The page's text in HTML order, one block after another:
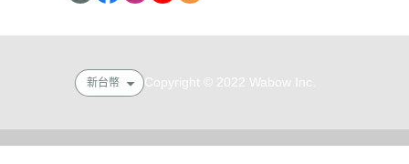
新台幣 Copyright © 2022 Wabow Inc.